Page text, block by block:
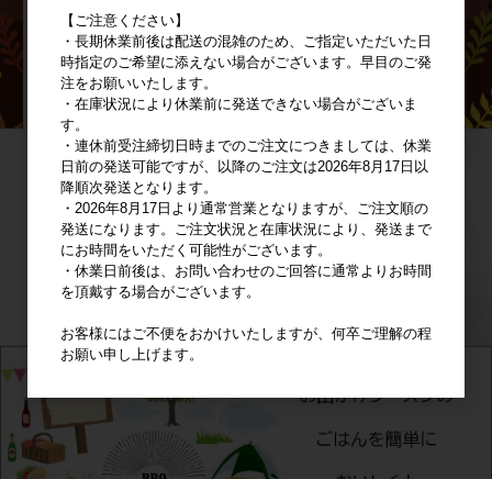
【ご注意ください】
・長期休業前後は配送の混雑のため、ご指定いただいた日
時指定のご希望に添えない場合がございます。早目のご発
注をお願いいたします。
・在庫状況により休業前に発送できない場合がございま
す。
・連休前受注締切日時までのご注文につきましては、休業
日前の発送可能ですが、以降のご注文は2026年8月17日以
降順次発送となります。
・2026年8月17日より通常営業となりますが、ご注文順の
発送になります。ご注文状況と在庫状況により、発送まで
にお時間をいただく可能性がございます。
・休業日前後は、お問い合わせのご回答に通常よりお時間
を頂戴する場合がございます。
お客様にはご不便をおかけいたしますが、何卒ご理解の程
お願い申し上げます。